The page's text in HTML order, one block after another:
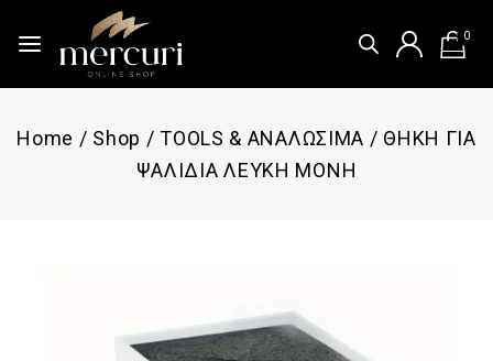
0
Home / Shop / TOOLS & ΑΝΑΛΩΣΙΜΑ / ΘΗΚΗ ΓΙΑ
ΨΑΛΙΔΙΑ ΛΕΥΚΗ ΜΟΝΗ